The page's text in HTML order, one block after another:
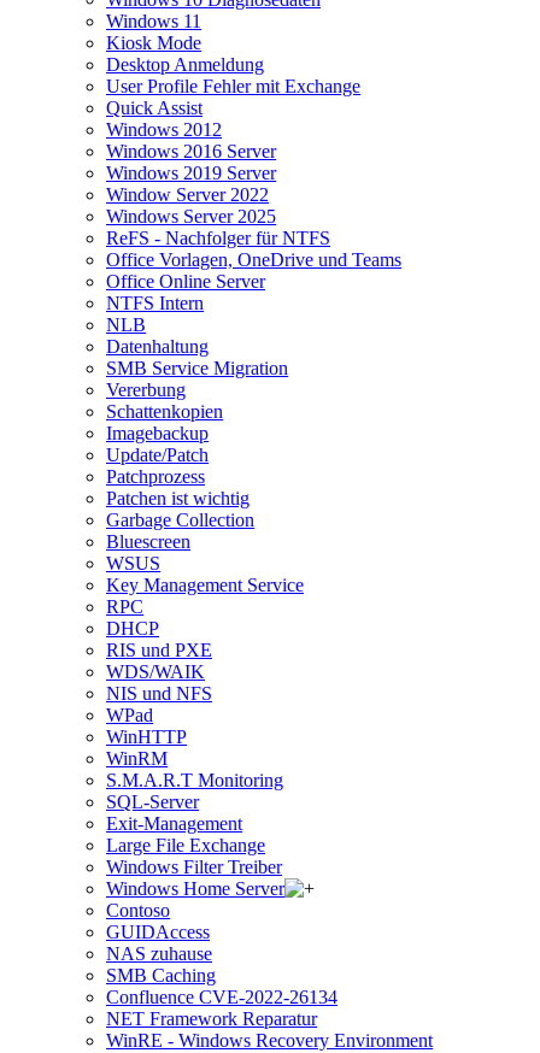
Windows 11
Kiosk Mode
Desktop Anmeldung
User Profile Fehler mit Exchange
Quick Assist
Windows 2012
Windows 2016 Server
Windows 2019 Server
Window Server 2022
Windows Server 2025
ReFS - Nachfolger für NTFS
Office Vorlagen, OneDrive und Teams
Office Online Server
NTFS Intern
NLB
Datenhaltung
SMB Service Migration
Vererbung
Schattenkopien
Imagebackup
Update/Patch
Patchprozess
Patchen ist wichtig
Garbage Collection
Bluescreen
WSUS
Key Management Service
RPC
DHCP
RIS und PXE
WDS/WAIK
NIS und NFS
WPad
WinHTTP
WinRM
S.M.A.R.T Monitoring
SQL-Server
Exit-Management
Large File Exchange
Windows Filter Treiber
Windows Home Server
Contoso
GUIDAccess
NAS zuhause
SMB Caching
Confluence CVE-2022-26134
NET Framework Reparatur
WinRE - Windows Recovery Environment